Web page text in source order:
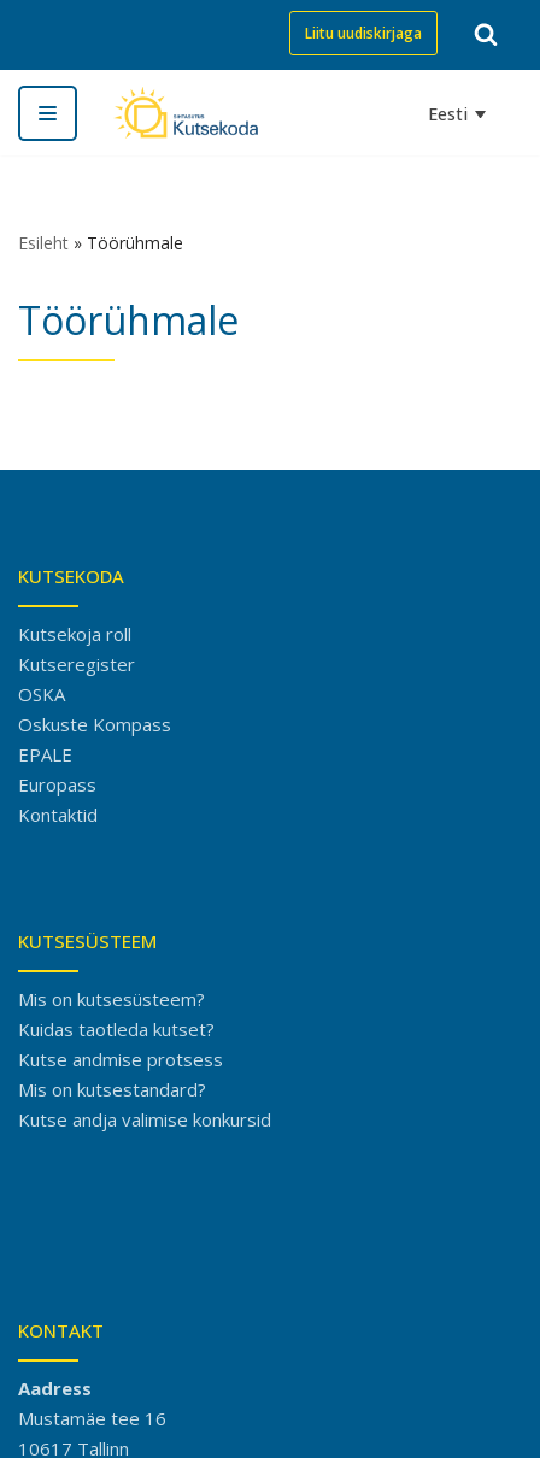
Skip
to
content
Liitu uudiskirjaga
Eesti
Esileht » Töörühmale
Töörühmale
KUTSEKODA
Kutsekoja roll
Kutseregister
OSKA
Oskuste Kompass
EPALE
Europass
Kontaktid
KUTSESÜSTEEM
Mis on kutsesüsteem?
Kuidas taotleda kutset?
Kutse andmise protsess
Mis on kutsestandard?
Kutse andja valimise konkursid
KONTAKT
Aadress
Mustamäe tee 16
10617 Tallinn